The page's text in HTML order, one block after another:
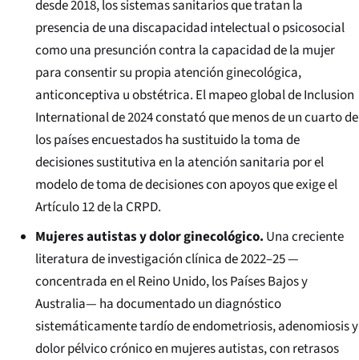
desde 2018, los sistemas sanitarios que tratan la
presencia de una discapacidad intelectual o psicosocial
como una presunción contra la capacidad de la mujer
para consentir su propia atención ginecológica,
anticonceptiva u obstétrica. El mapeo global de Inclusion
International de 2024 constató que menos de un cuarto de
los países encuestados ha sustituido la toma de
decisiones sustitutiva en la atención sanitaria por el
modelo de toma de decisiones con apoyos que exige el
Artículo 12 de la CRPD.
Mujeres autistas y dolor ginecológico. Una creciente
literatura de investigación clínica de 2022–25 —
concentrada en el Reino Unido, los Países Bajos y
Australia— ha documentado un diagnóstico
sistemáticamente tardío de endometriosis, adenomiosis y
dolor pélvico crónico en mujeres autistas, con retrasos